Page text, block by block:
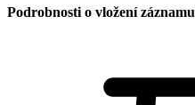
Podrobnosti o vložení záznamu